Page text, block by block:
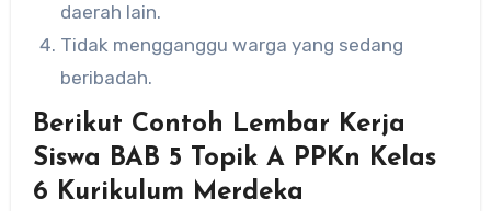
daerah lain.
Tidak mengganggu warga yang sedang
beribadah.
Berikut Contoh Lembar Kerja
Siswa BAB 5 Topik A PPKn Kelas
6 Kurikulum Merdeka